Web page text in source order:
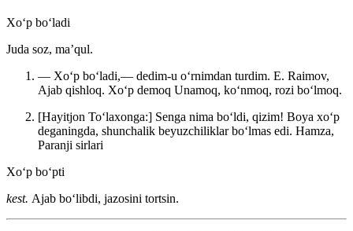
Xoʻp boʻladi
Juda soz, maʼqul.
— Xoʻp boʻladi,— dedim-u oʻrnimdan turdim. E. Raimov,
Ajab qishloq. Xoʻp demoq Unamoq, koʻnmoq, rozi boʻlmoq.
[Hayitjon Toʻlaxonga:] Senga nima boʻldi, qizim! Boya xoʻp
deganingda, shunchalik beyuzchiliklar boʻlmas edi. Hamza,
Paranji sirlari
Xoʻp boʻpti
kest. Ajab boʻlibdi, jazosini tortsin.